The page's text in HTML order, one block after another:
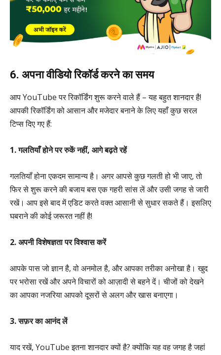
6. अपना वीडियो रिकॉर्ड करने का समय
आप YouTube पर रिकॉर्डिंग शुरू करने वाले हैं – यह बहुत शानदार है!
आपकी रिकॉर्डिंग को आसान और मजेदार बनाने के लिए यहाँ कुछ सरल
टिप्स दिए गए हैं:
1. गलतियाँ होने पर रुकें नहीं, आगे बढ़ते रहें
गलतियाँ होना एकदम सामान्य है। अगर आपसे कुछ गलती हो भी जाए, तो
फिर से शुरू करने की बजाय बस एक गहरी सांस लें और उसी जगह से जारी
रखें। आप इसे बाद में एडिट करते वक्त आसानी से सुधार सकते हैं। इसलिए
घबराने की कोई जरूरत नहीं है!
2. अपनी विशेषज्ञता पर विश्वास करें
आपके पास जो ज्ञान है, वो अनमोल है, और आपका तरीका अनोखा है। खुद
पर भरोसा रखें और अपने विचारों को आज़ादी से बहने दें। चीजों को देखने
का आपका नजरिया आपको दूसरों से अलग और खास बनाएगा।
3. सफ़र का आनंद लें
याद रखें, YouTube इतना शानदार क्यों है? क्योंकि यह वह जगह है जहां